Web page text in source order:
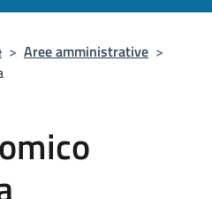
> Aree amministrative >